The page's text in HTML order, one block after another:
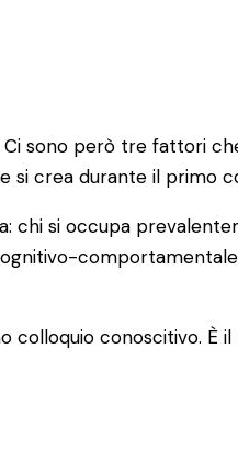
sono però tre fattori
si crea durante il primo
chi si occupa
conoscitivo.